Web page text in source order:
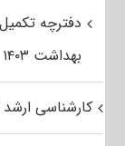
دفترچه
بهداشت ۱۴۰۳
کارشناسی